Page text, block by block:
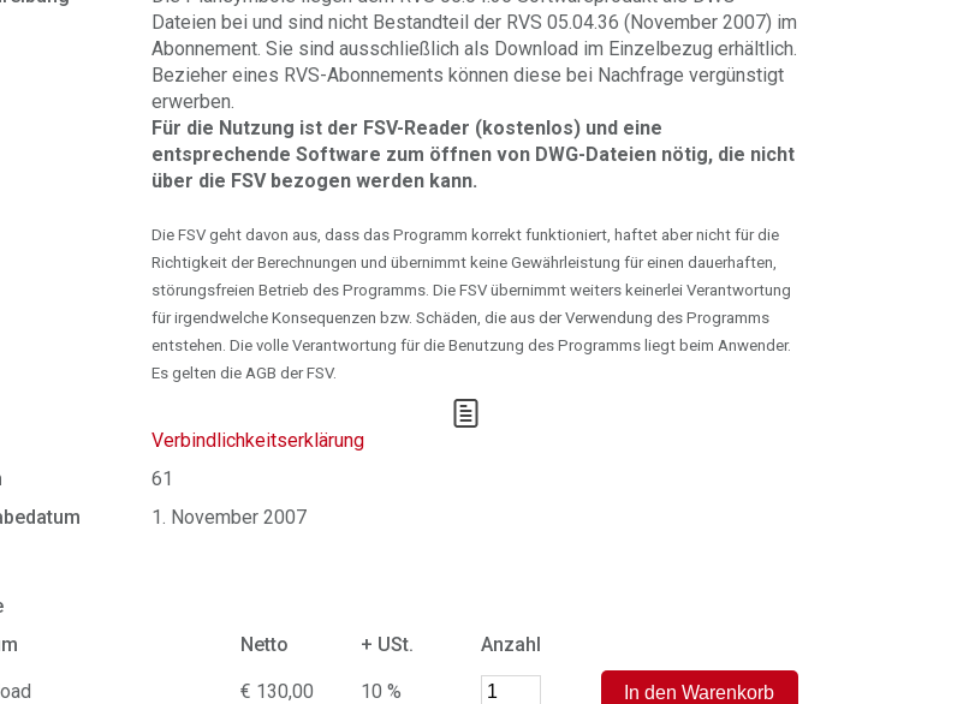
Dateien bei und sind nicht Bestandteil der RVS 05.04.36 (November 2007) im
Abonnement. Sie sind ausschließlich als Download im Einzelbezug erhältlich.
Bezieher eines RVS-Abonnements können diese bei Nachfrage vergünstigt
erwerben.
Für die Nutzung ist der FSV-Reader (kostenlos) und eine
entsprechende Software zum öffnen von DWG-Dateien nötig, die nicht
über die FSV bezogen werden kann.
Die FSV geht davon aus, dass das Programm korrekt funktioniert, haftet aber nicht für die
Richtigkeit der Berechnungen und übernimmt keine Gewährleistung für einen dauerhaften,
störungsfreien Betrieb des Programms. Die FSV übernimmt weiters keinerlei Verantwortung
für irgendwelche Konsequenzen bzw. Schäden, die aus der Verwendung des Programms
entstehen. Die volle Verantwortung für die Benutzung des Programms liegt beim Anwender.
Es gelten die AGB der FSV.
Verbindlichkeitserklärung
61
1. November 2007
Netto + USt. Anzahl
€ 130,00 10 %